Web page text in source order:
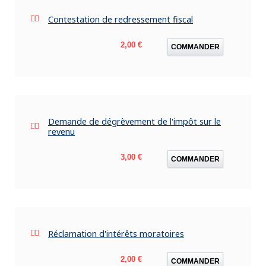
Contestation de redressement fiscal
Prix
2,00 € COMMANDER
Demande de dégrèvement de l'impôt sur le
revenu
Prix
3,00 € COMMANDER
Réclamation d'intérêts moratoires
Prix
2,00 € COMMANDER